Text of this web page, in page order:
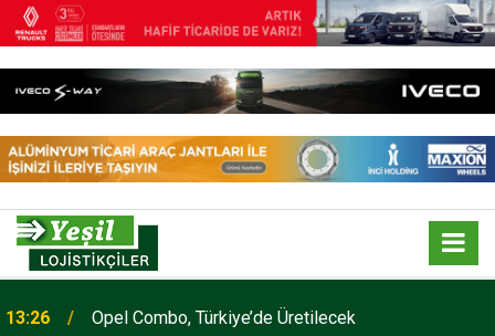
13:26 Opel Combo, Türkiye’de Üretilecek